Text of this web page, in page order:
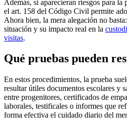
Además, si aparecieran riesgos para la
el art. 158 del Código Civil permite
Ahora bien, la mera alegación no
situación y su impacto real en la
visitas.
Qué pruebas pueden
En estos procedimientos, la prueba
resultar útiles documentos escolares y
entre progenitores, certificados de
laborales, testificales o informes que
forma efectiva el cuidado diario del